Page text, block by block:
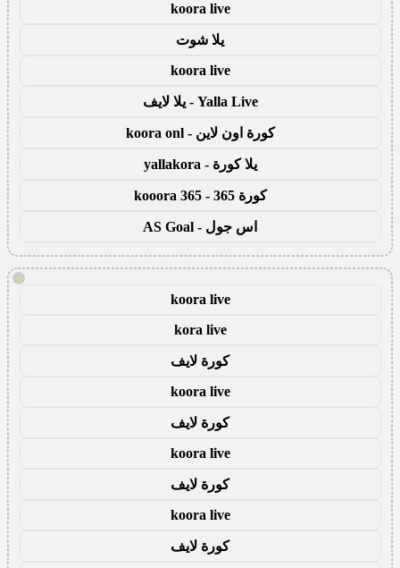
koora live
يلا شوت
koora live
Yalla Live - يلا لايف
كورة اون لاين - koora onl
يلا كورة - yallakora
كورة 365 - kooora 365
اس جول - AS Goal
!
koora live
kora live
كورة لايف
koora live
كورة لايف
koora live
كورة لايف
koora live
كورة لايف